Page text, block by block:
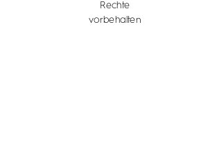
Rechte
vorbehalten